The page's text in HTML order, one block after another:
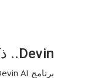
Devin.. ذكاء اصطناعي يُحدث ثورة في عالم البرمجة :